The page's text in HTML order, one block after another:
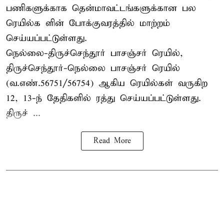
பணிகளுக்காக தென்மாவட்டங்களுக்கான பல
ரெயில்க ளின் போக்குவரத்தில் மாற்றம்
செய்யப்பட்டுள்ளது.
நெல்லை-திருச்செந்தூர் பாசஞ்சர் ரெயில்,
திருச்செந்தூர்-நெல்லை பாசஞ்சர் ரெயில்
(வ.எண்.56751/56754) ஆகிய ரெயில்கள் வருகிற
12, 13-ந் தேதிகளில் ரத்து செய்யப்பட்டுள்ளது.
திருச் ...
Read More